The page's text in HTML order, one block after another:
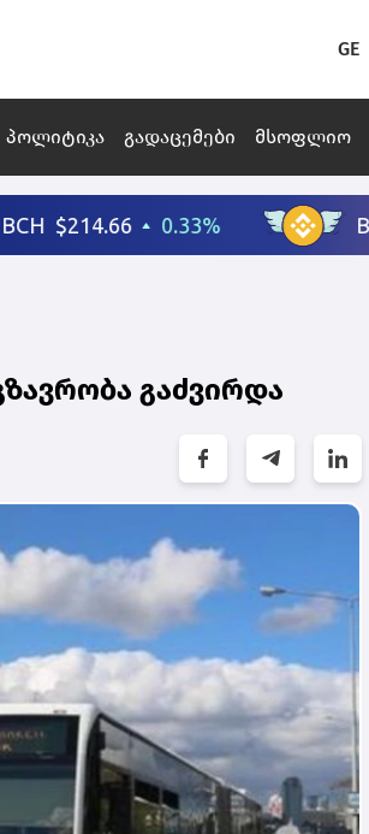
GE
პოლიტიკა გადაცემები მსოფლიო
გაძვირდა